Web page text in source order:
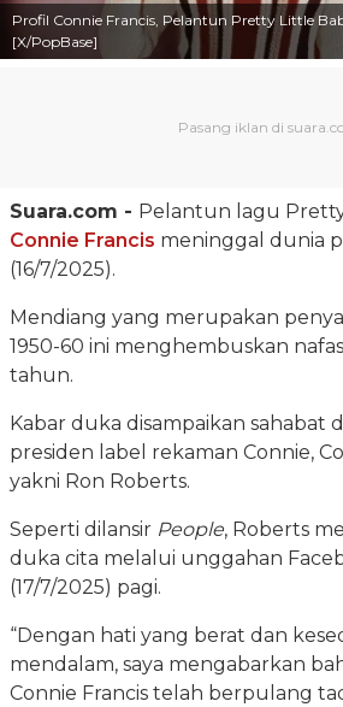
Profil Connie Francis, Pelantun Pretty Little
[X/PopBase]
Suara.com - Pelantun lagu
Connie Francis meninggal dunia
(16/7/2025).
Mendiang yang merupakan
1950-60 ini menghembuskan
tahun.
Kabar duka disampaikan sahabat
presiden label rekaman Connie,
yakni Ron Roberts.
Seperti dilansir People, Roberts
duka cita melalui unggahan
(17/7/2025) pagi.
“Dengan hati yang berat dan
mendalam, saya mengabarkan
Connie Francis telah berpulang